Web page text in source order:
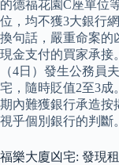
的德福花園C座單位
位，均不獲3大銀行
換句話，嚴重命案的
現金支付的買家承接
（4日）發生公務員
宅，隨時貶值2至3成
期內難獲銀行承造按
視乎個別銀行的判斷。
福樂大廈凶宅: 發現